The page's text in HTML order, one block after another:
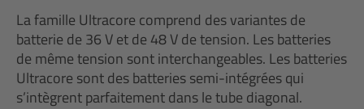
La famille Ultracore comprend des variantes de
batterie de 36 V et de 48 V de tension. Les batteries
de même tension sont interchangeables. Les batteries
Ultracore sont des batteries semi-intégrées qui
s’intègrent parfaitement dans le tube diagonal.